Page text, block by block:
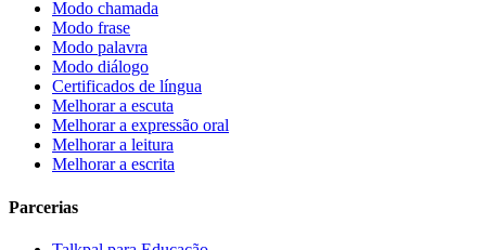
Modo chamada
Modo frase
Modo palavra
Modo diálogo
Certificados de língua
Melhorar a escuta
Melhorar a expressão oral
Melhorar a leitura
Melhorar a escrita
Parcerias